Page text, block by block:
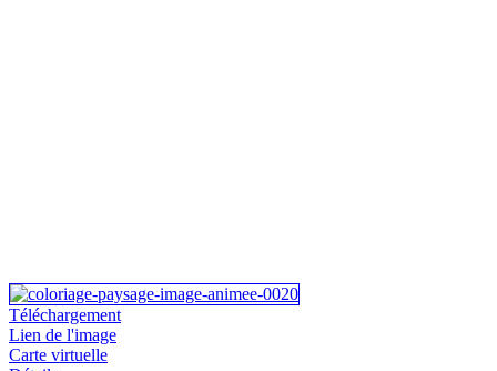
Téléchargement
Lien de l'image
Carte virtuelle